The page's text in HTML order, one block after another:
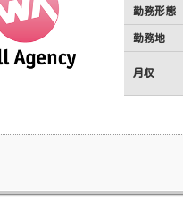
勤務形態
勤務地
月収